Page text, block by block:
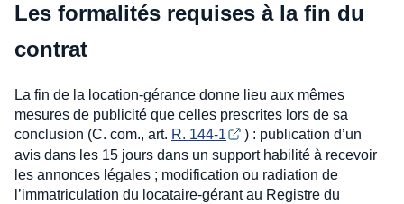
Les formalités requises à la fin du
contrat
La fin de la location-gérance donne lieu aux mêmes
mesures de publicité que celles prescrites lors de sa
conclusion (C. com., art. R. 144-1
) : publication d’un
avis dans les 15 jours dans un support habilité à recevoir
les annonces légales ; modification ou radiation de
l’immatriculation du locataire-gérant au Registre du